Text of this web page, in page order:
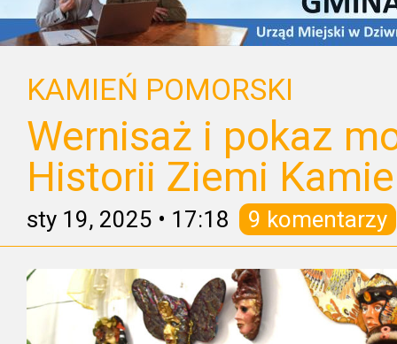
KAMIEŃ POMORSKI
Wernisaż i pokaz
Historii Ziemi
sty 19, 2025 • 17:18 9 komentarzy